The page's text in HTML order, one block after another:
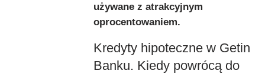
używane z atrakcyjnym
oprocentowaniem.
Kredyty hipoteczne w Getin
Banku. Kiedy powrócą do